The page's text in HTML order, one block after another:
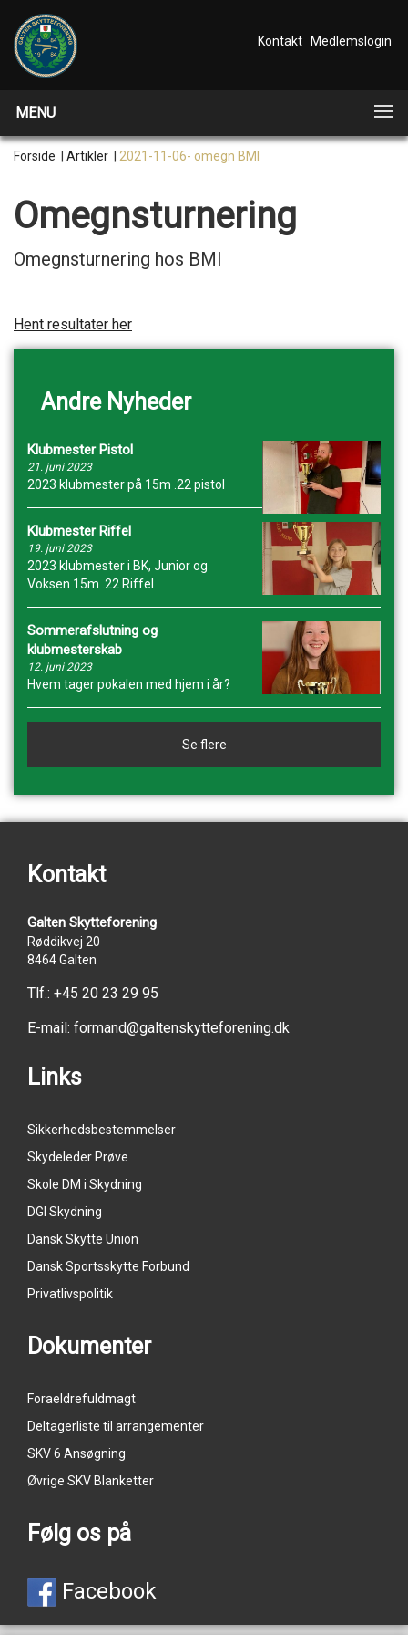
Kontakt Medlemslogin
MENU
Forside Artikler 2021-11-06- omegn BMI
Omegnsturnering
Omegnsturnering hos BMI
Hent resultater her
Andre Nyheder
Klubmester Pistol
21. juni 2023
2023 klubmester på 15m .22 pistol
Klubmester Riffel
19. juni 2023
2023 klubmester i BK, Junior og
Voksen 15m .22 Riffel
Sommerafslutning og
klubmesterskab
12. juni 2023
Hvem tager pokalen med hjem i år?
Se flere
Kontakt
Galten Skytteforening
Røddikvej 20
8464 Galten
Tlf.: +45 20 23 29 95
E-mail: formand@galtenskytteforening.dk
Links
Sikkerhedsbestemmelser
Skydeleder Prøve
Skole DM i Skydning
DGI Skydning
Dansk Skytte Union
Dansk Sportsskytte Forbund
Privatlivspolitik
Dokumenter
Foraeldrefuldmagt
Deltagerliste til arrangementer
SKV 6 Ansøgning
Øvrige SKV Blanketter
Følg os på
Facebook